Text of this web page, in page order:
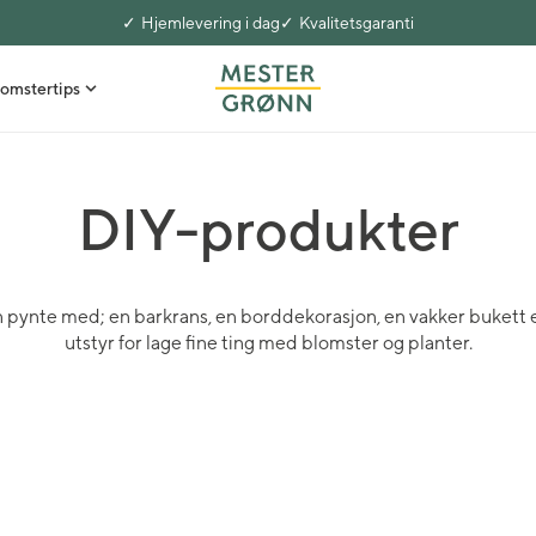
Hjemlevering i dag Kvalitetsgaranti
DIY-produkter
med; en barkrans, en borddekorasjon, en vakker
utstyr for lage fine ting med blomster og planter.